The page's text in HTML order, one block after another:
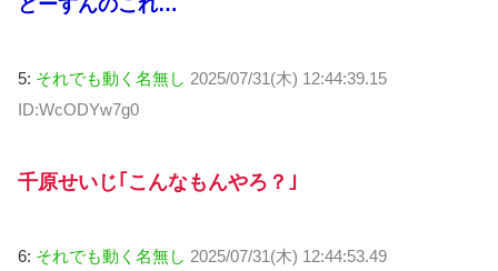
どーすんのこれ…
5: それでも動く名無し 2025/07/31(木) 12:44:39.15
ID:WcODYw7g0
千原せいじ｢こんなもんやろ？｣
6: それでも動く名無し 2025/07/31(木) 12:44:53.49